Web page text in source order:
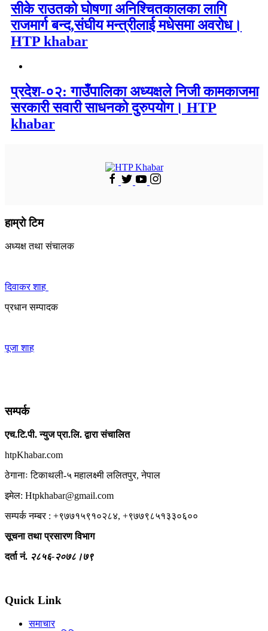
सीके राउतको घोषणा अनिश्चितकालका लागि
राजमार्ग बन्द,संघीय मन्त्रीलाई मधेसमा अवरोध।
HTP khabar
प्रदेश-०२: गाउँपालिका अध्यक्षले निजी कामकाजमा
सरकारी सवारी साधनको दुरुपयोग। HTP
khabar
हाम्रो टिम
अध्यक्ष तथा संचालक
दिवाकर शाह
प्रधान सम्पादक
पूजा शाह
सम्पर्क
एच.टि.पी. न्युज प्रा.लि. द्वारा संचालित
htpKhabar.com
ठेगानाः टिकाथली-५ महालक्ष्मी ललितपुर, नेपाल
इमेल: Htpkhabar@gmail.com
सम्पर्क नम्बर : +९७७१५९१०२८४, +९७७९८५१३३०६००
सूचना तथा प्रसारण विभाग
दर्ता नं. २८५६-२०७८।७९
Quick Link
समाचार